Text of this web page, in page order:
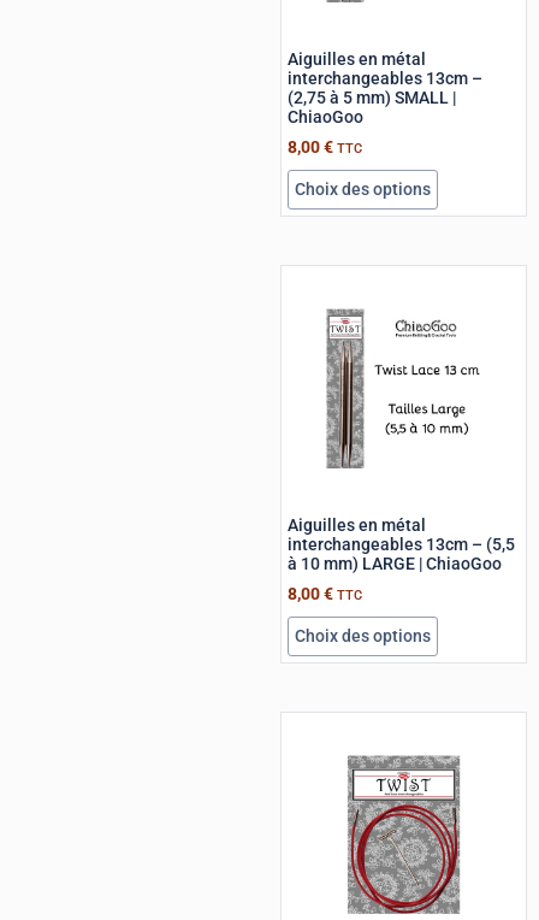
Aiguilles en métal
interchangeables 13cm –
(2,75 à 5 mm) SMALL |
ChiaoGoo
8,00€ TTC
Choix des options
Aiguilles en métal
interchangeables 13cm – (5,5
à 10 mm) LARGE | ChiaoGoo
8,00€ TTC
Choix des options